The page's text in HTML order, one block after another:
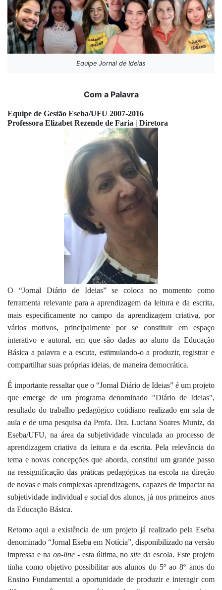
Equipe Jornal de Ideias
Com a Palavra
Equipe de Gestão Eseba/UFU 2007-2016
Professora Elizabet Rezende de Faria | Diretora
O “Jornal Diário de Ideias” se coloca no momento como
ferramenta relevante para a aprendizagem da leitura e da escrita,
mais especificamente no campo da aprendizagem criativa, por
vários motivos, principalmente por se constituir em espaço
interativo e autoral, em que são dadas ao aluno da Educação
Básica a palavra e a escuta, estimulando-o a produzir, registrar e
compartilhar suas próprias ideias, de maneira democrática.
É importante ressaltar que o “Jornal Diário de Ideias” é um projeto
que emerge de um programa denominado "Diário de Ideias",
resultado do trabalho pedagógico cotidiano realizado em sala de
aula e de uma pesquisa da Profa. Dra. Luciana Soares Muniz, da
Eseba/UFU, na área da subjetividade vinculada ao processo de
aprendizagem criativa da leitura e da escrita. Pela relevância do
tema e novas concepções que aborda, constitui um grande passo
na ressignificação das práticas pedagógicas na escola na direção
de novas e mais complexas aprendizagens, capazes de impactar na
subjetividade individual e social dos alunos, já nos primeiros anos
da Educação Básica.
Retomo aqui a existência de um projeto já realizado pela Eseba
denominado “Jornal Eseba em Notícia”, disponibilizado na versão
impressa e na on-line - esta última, no site da escola. Este projeto
tinha como objetivo possibilitar aos alunos do 5º ao 8º anos do
Ensino Fundamental a oportunidade de produzir e interagir com